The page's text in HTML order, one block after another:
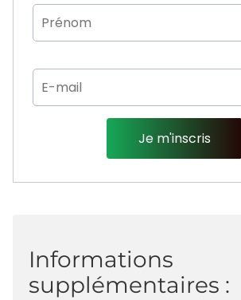
Je m'inscris
Informations
supplémentaires :